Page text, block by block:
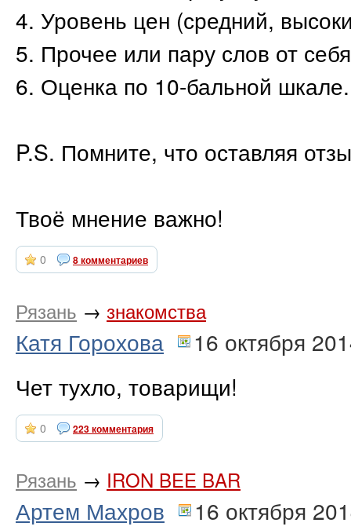
4. Уровень цен (средний,
5. Прочее или пару слов от
6. Оценка по 10-бальной шкале.
P.S. Помните, что оставляя
Твоё мнение важно!
0 8 комментариев
Рязань → знакомства
Катя Горохова
16 октября
Чет тухло, товарищи!
0 223 комментария
Рязань → IRON BEE BAR
Артем Махров
16 октября